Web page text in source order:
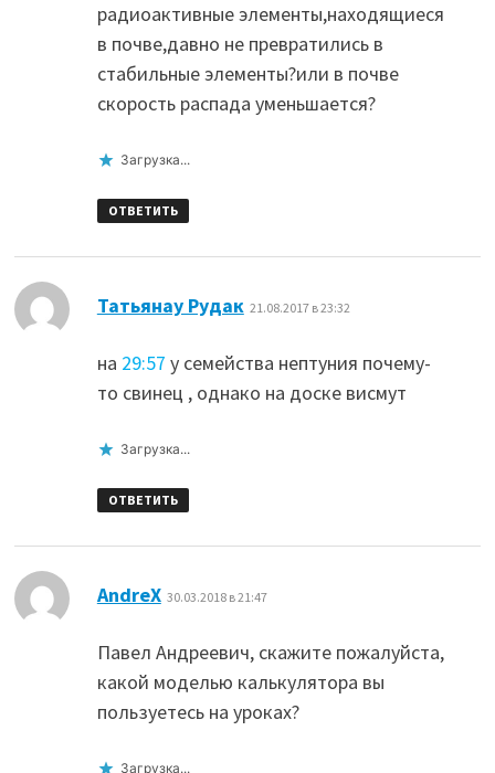
радиоактивные элементы,находящиеся
в почве,давно не превратились в
стабильные элементы?или в почве
скорость распада уменьшается?
Загрузка...
ОТВЕТИТЬ
Татьянаy Рудак 21.08.2017 в 23:32
на 29:57 у семейства нептуния почему-
то свинец , однако на доске висмут
Загрузка...
ОТВЕТИТЬ
AndreX: 30.03.2018 в 21:47
Павел Андреевич, скажите пожалуйста,
какой моделью калькулятора вы
пользуетесь на уроках?
Загрузка...